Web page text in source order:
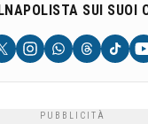
SUI SUOI